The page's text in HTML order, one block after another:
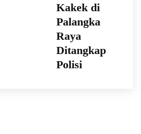
Kakek di
Palangka
Raya
Ditangkap
Polisi